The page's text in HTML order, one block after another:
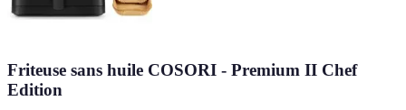
Friteuse sans huile COSORI - Premium II Chef
Edition